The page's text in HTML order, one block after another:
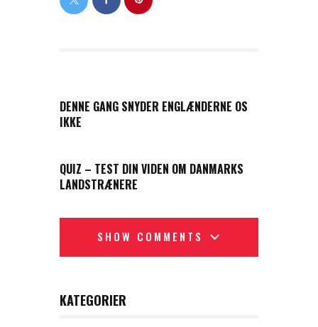
DENNE GANG SNYDER ENGLÆNDERNE OS
IKKE
QUIZ – TEST DIN VIDEN OM DANMARKS
LANDSTRÆNERE
SHOW COMMENTS
KATEGORIER